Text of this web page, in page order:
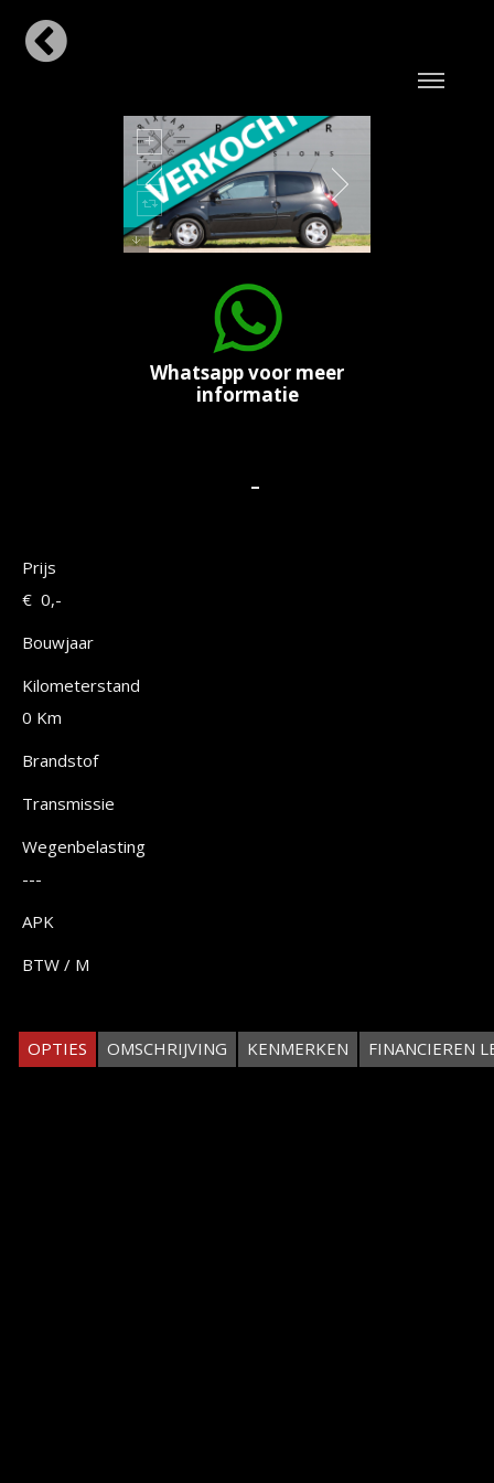
Whatsapp voor meer
informatie
-
Prijs
€ 0,-
Bouwjaar
Kilometerstand
0 Km
Brandstof
Transmissie
Wegenbelasting
---
APK
BTW / M
OPTIES OMSCHRIJVING KENMERKEN FINANCIEREN